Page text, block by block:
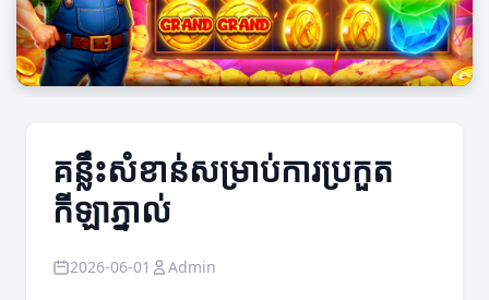
គន្លឹះសំខាន់សម្រាប់ការប្រកួត
កីឡាភ្នាល់
2026-06-01 Admin